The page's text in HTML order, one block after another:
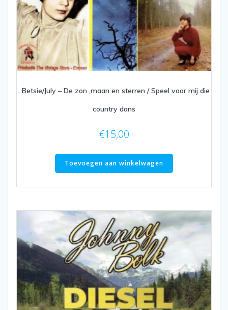
, Betsie/July – De zon ,maan en sterren / Speel voor mij die
country dans
€15,00
Toevoegen aan winkelwagen